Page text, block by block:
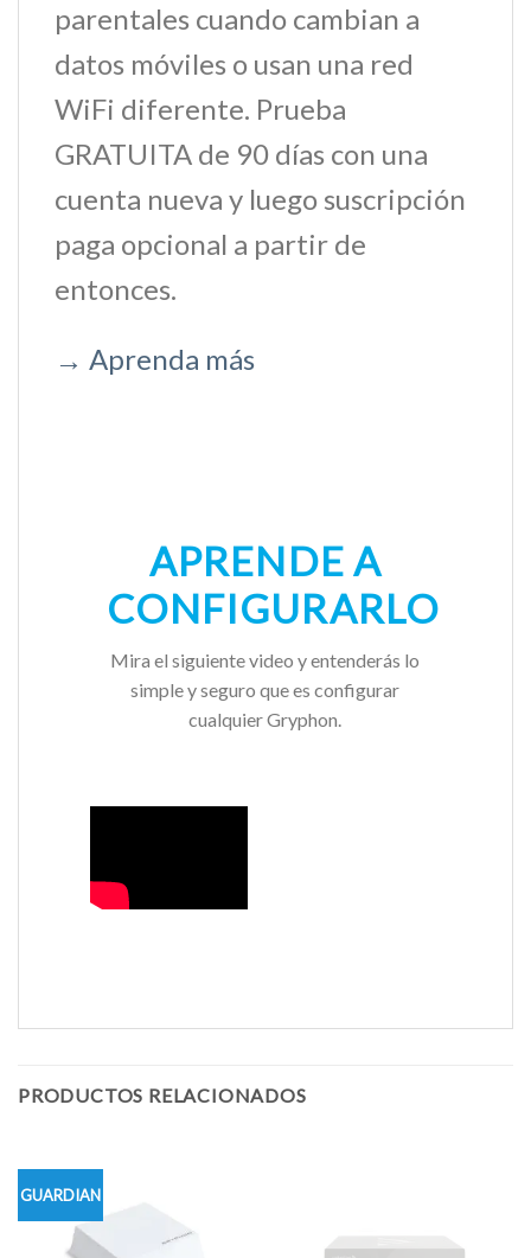
parentales cuando cambian a
datos móviles o usan una red
WiFi diferente. Prueba
GRATUITA de 90 días con una
cuenta nueva y luego suscripción
paga opcional a partir de
entonces.
→ Aprenda más
APRENDE A
CONFIGURARLO
Mira el siguiente video y entenderás lo
simple y seguro que es configurar
cualquier Gryphon.
PRODUCTOS RELACIONADOS
GUARDIAN